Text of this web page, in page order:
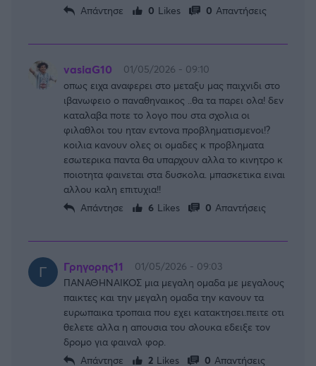
Απάντησε
0 Likes 0 Απαντήσεις
vasiaG10
01/05/2026 - 09:10
οπως ειχα αναφερει στο μεταξυ μας παιχνιδι στο
ιβανωφειο ο παναθηναικος ..θα τα παρει ολα! δεν
καταλαβα ποτε το λογο που στα σχολια οι
φιλαθλοι του ηταν εντονα προβληματισμενοι!?
κοιλια κανουν ολες οι ομαδες κ προβληματα
εσωτερικα παντα θα υπαρχουν αλλα το κινητρο κ
ποιοτητα φαινεται στα δυσκολα. μπασκετικα ειναι
αλλου καλη επιτυχια!!
Απάντησε
6 Likes 0 Απαντήσεις
Γρηγορης11
01/05/2026 - 09:03
ΠΑΝΑΘΗΝΑΙΚΟΣ μια μεγαλη ομαδα με μεγαλους
παικτες και την μεγαλη ομαδα την κανουν τα
ευρωπαικα τροπαια που εχει κατακτησει.πειτε οτι
θελετε αλλα η απουσια του σλουκα εδειξε τον
δρομο για φαιναλ φορ.
Απάντησε
2 Likes 0 Απαντήσεις